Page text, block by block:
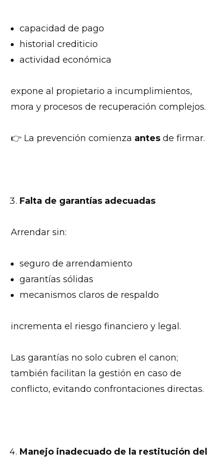
capacidad de pago
historial crediticio
actividad económica
expone al propietario a incumplimientos,
mora y procesos de recuperación complejos.
👉 La prevención comienza antes de firmar.
Falta de garantías adecuadas
Arrendar sin:
seguro de arrendamiento
garantías sólidas
mecanismos claros de respaldo
incrementa el riesgo financiero y legal.
Las garantías no solo cubren el canon;
también facilitan la gestión en caso de
conflicto, evitando confrontaciones directas.
Manejo inadecuado de la restitución del